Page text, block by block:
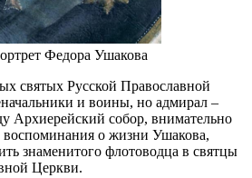
Федора Ушакова
святых Русской Православной
и воины, но адмирал –
Архиерейский собор, внимательно
воспоминания о жизни Ушакова,
знаменитого флотоводца в святцы
Церкви.